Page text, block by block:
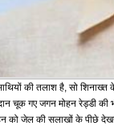
की तलाश है, सो शिनाख्त
चूक गए जगन मोहन रेड्डी
को जेल की सलाखों के पीछे